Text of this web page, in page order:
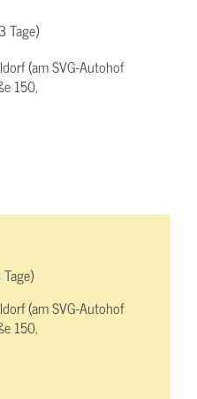
Tage)
(am SVG-Autohof
150,
(am SVG-Autohof
150,